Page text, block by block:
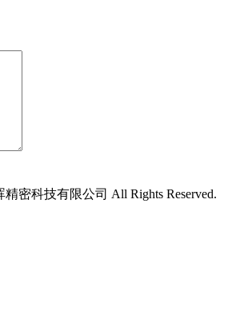
密科技有限公司 All Rights Reserved.